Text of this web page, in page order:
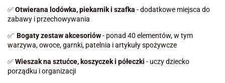
✅Otwierana lodówka, piekarnik i szafka - dodatkowe miejsca do
zabawy i przechowywania
✅ Bogaty zestaw akcesoriów- ponad 40 elementów, w tym
warzywa, owoce, garnki, patelnia i artykuły spożywcze
✅Wieszak na sztućce, koszyczek i półeczki - uczy dziecko
porządku i organizacji